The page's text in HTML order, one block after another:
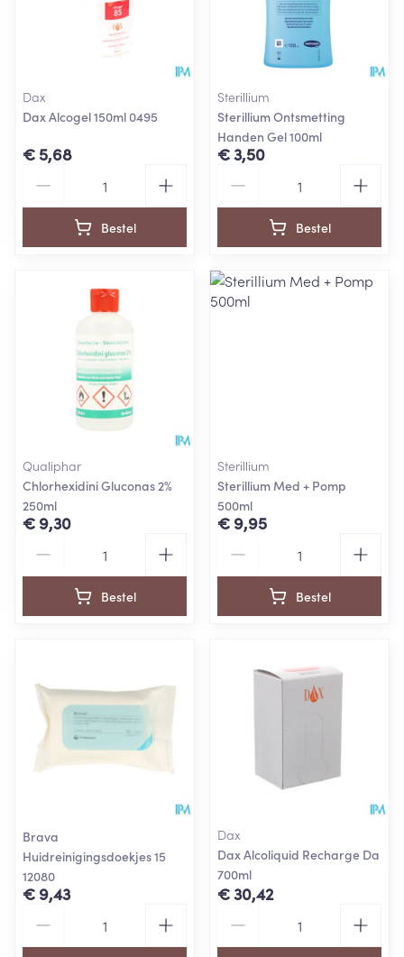
Dax
Dax Alcogel 150ml 0495
€ 5,68
Bestel
Sterillium
Sterillium Ontsmetting
Handen Gel 100ml
€ 3,50
Bestel
Qualiphar
Chlorhexidini Gluconas 2%
250ml
€ 9,30
Bestel
Sterillium
Sterillium Med + Pomp
500ml
€ 9,95
Bestel
Brava
Huidreinigingsdoekjes 15
12080
€ 9,43
Dax
Dax Alcoliquid Recharge Da
700ml
€ 30,42